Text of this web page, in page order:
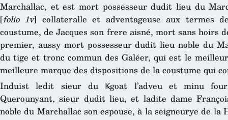
Marchallac, et est mort possesseur dudit lieu du
[folio 1v] collateralle et adventageuse aux termes
coustume, de Jacques son frere aisné, mort sans hoirs
premier, aussy mort possesseur dudit lieu noble du
du tige et tronc commun des Galéer, qui est le
meilleure marque des dispositions de la coustume qui
Induist ledit sieur du Ꝃgoat l’adveu et minu
Querounyant, sieur dudit lieu, et ladite dame
noble du Marchallac son espouse, à la seigneurye de la